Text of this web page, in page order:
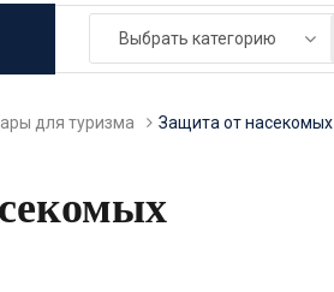
для туризма Защита от насекомых